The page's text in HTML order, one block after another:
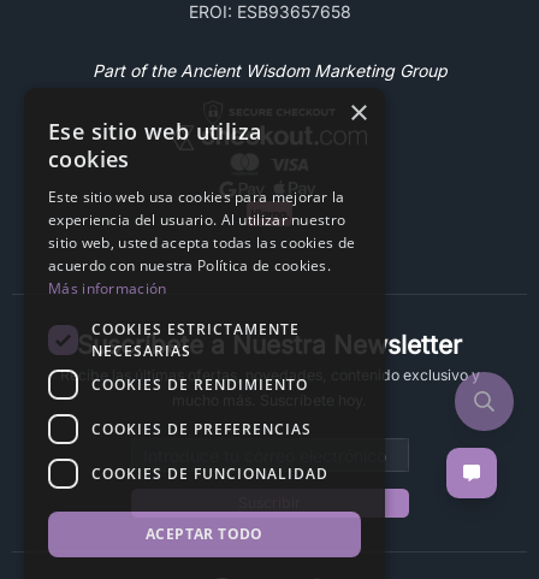
EROI: ESB93657658
Part of the Ancient Wisdom Marketing Group
Suscríbete a Nuestra Newsletter
Recibe las últimas ofertas, novedades, contenido exclusivo y
×
Ese sitio web utiliza
cookies
Este sitio web usa cookies para mejorar la
experiencia del usuario. Al utilizar nuestro
sitio web, usted acepta todas las cookies de
acuerdo con nuestra Política de cookies.
Más información
COOKIES ESTRICTAMENTE
NECESARIAS
COOKIES DE RENDIMIENTO
COOKIES DE PREFERENCIAS
COOKIES DE FUNCIONALIDAD
ACEPTAR TODO